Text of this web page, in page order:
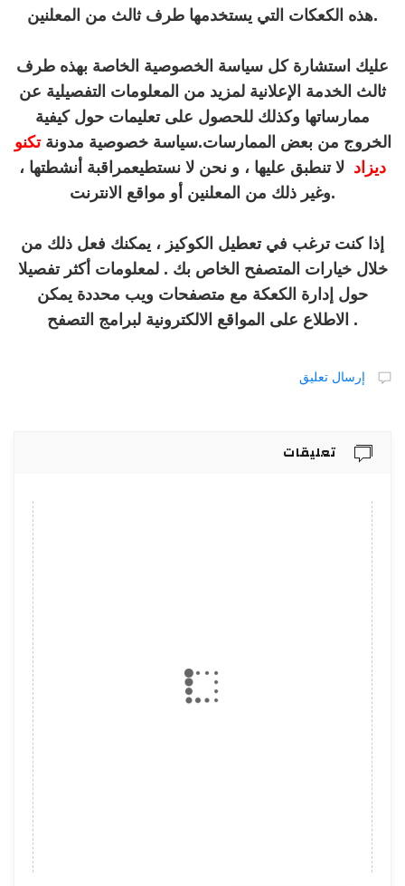
هذه الكعكات التي يستخدمها طرف ثالث من المعلنين.
عليك استشارة كل سياسة الخصوصية الخاصة بهذه طرف
ثالث الخدمة الإعلانية لمزيد من المعلومات التفصيلية عن
ممارساتها وكذلك للحصول على تعليمات حول كيفية
الخروج من بعض الممارسات.سياسة خصوصية مدونةتكنو
ديزاد لا تنطبق عليها ، و نحن لا نستطيعمراقبة أنشطتها ،
وغير ذلك من المعلنين أو مواقع الانترنت.
إذا كنت ترغب في تعطيل الكوكيز ، يمكنك فعل ذلك من
خلال خيارات المتصفح الخاص بك . لمعلومات أكثر تفصيلا
حول إدارة الكعكة مع متصفحات ويب محددة يمكن
الاطلاع على المواقع الالكترونية لبرامج التصفح .
إرسال تعليق
تعليقات